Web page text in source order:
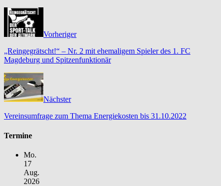
Vorheriger
„Reingegrätscht!“ – Nr. 2 mit ehemaligem Spieler des 1. FC
Magdeburg und Spitzenfunktionär
Nächster
Vereinsumfrage zum Thema Energiekosten bis 31.10.2022
Termine
Mo.
17
Aug.
2026